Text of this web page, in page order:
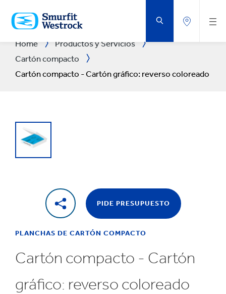
AL
CONTENIDO
PRINCIPAL
Home
Productos y Servicios
Cartón compacto
Cartón compacto - Cartón gráfico: reverso coloreado
PIDE PRESUPUESTO
PLANCHAS DE CARTÓN COMPACTO
Cartón compacto - Cartón
gráfico: reverso coloreado